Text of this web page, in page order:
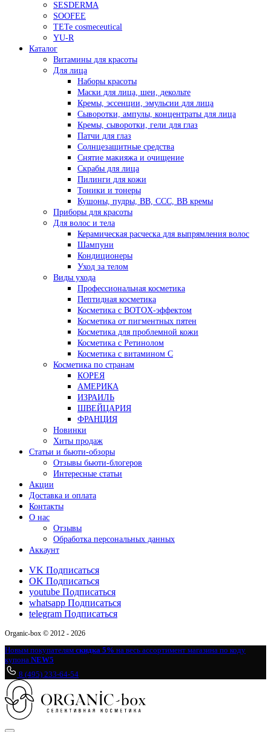
SESDERMA
SOOFEE
TETe cosmeceutical
YU-R
Каталог
Витамины для красоты
Для лица
Наборы красоты
Маски для лица, шеи, декольте
Кремы, эссенции, эмульсии для лица
Сыворотки, ампулы, концентраты для лица
Кремы, сыворотки, гели для глаз
Патчи для глаз
Солнцезащитные средства
Снятие макияжа и очищение
Скрабы для лица
Пилинги для кожи
Тоники и тонеры
Кушоны, пудры, ВВ, ССС, ВВ кремы
Приборы для красоты
Для волос и тела
Керамическая расческа для выпрямления волос
Шампуни
Кондиционеры
Уход за телом
Виды ухода
Профессиональная косметика
Пептидная косметика
Косметика с BOTOX-эффектом
Косметика от пигментных пятен
Косметика для проблемной кожи
Косметика с Ретинолом
Косметика с витамином С
Косметика по странам
КОРЕЯ
АМЕРИКА
ИЗРАИЛЬ
ШВЕЙЦАРИЯ
ФРАНЦИЯ
Новинки
Хиты продаж
Статьи и бьюти-обзоры
Отзывы бьюти-блогеров
Интересные статьи
Акции
Доставка и оплата
Контакты
О нас
Отзывы
Обработка персональных данных
Аккаунт
VK Подписаться
OK Подписаться
youtube Подписаться
whatsapp Подписаться
telegram Подписаться
Organic-box © 2012 - 2026
Новым покупателям скидка 5% на весь ассортимент магазина по коду
купона NEW5
8 (495) 233-64-54